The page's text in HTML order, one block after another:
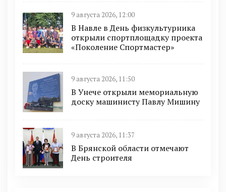
9 августа 2026, 12:00
В Навле в День физкультурника
открыли спортплощадку проекта
«Поколение Спортмастер»
9 августа 2026, 11:50
В Унече открыли мемориальную
доску машинисту Павлу Мишину
9 августа 2026, 11:37
В Брянской области отмечают
День строителя